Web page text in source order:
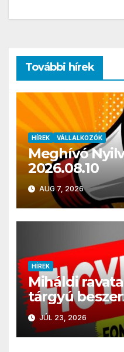
További hírek
HÍREK VÁLLALKOZÓK
Meghívó
2026.08.10
AUG 7, 2026
HÍREK
Miháldi
tárgyú
JÚL 23, 2026